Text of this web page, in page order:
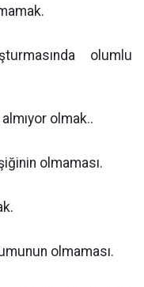
olumlu
olmak..
olmaması.
olmaması.